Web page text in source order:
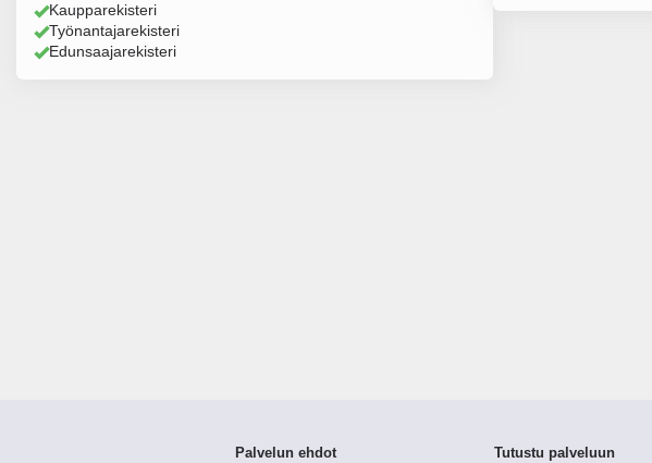
Kaupparekisteri
Työnantajarekisteri
Edunsaajarekisteri
Palvelun ehdot Tutustu palveluun